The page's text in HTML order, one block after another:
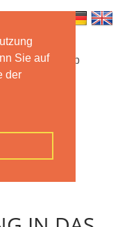
Sie auf
der
Mobile App